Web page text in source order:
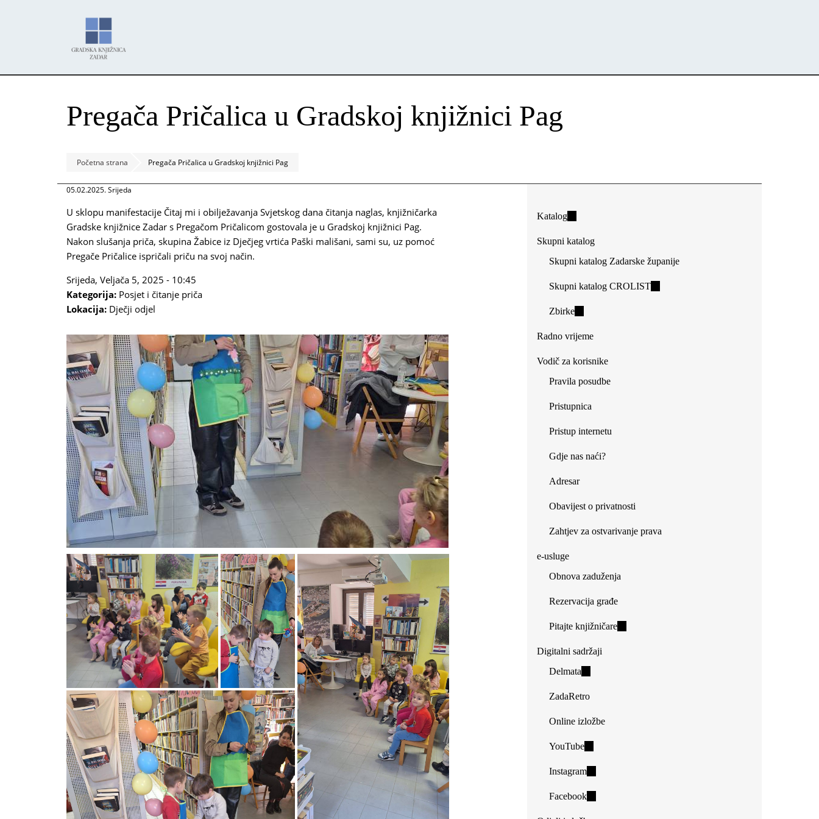
Pregača Pričalica u Gradskoj knjižnici Pag
Početna strana Pregača Pričalica u Gradskoj knjižnici Pag
05.02.2025. Srijeda
U sklopu manifestacije Čitaj mi i obilježavanja Svjetskog dana čitanja naglas, knjižničarka
Gradske knjižnice Zadar s Pregačom Pričalicom gostovala je u Gradskoj knjižnici Pag.
Nakon slušanja priča, skupina Žabice iz Dječjeg vrtića Paški mališani, sami su, uz pomoć
Pregače Pričalice ispričali priču na svoj način.
Srijeda, Veljača 5, 2025 - 10:45
Kategorija: Posjet i čitanje priča
Lokacija: Dječji odjel
Katalog(link
external)
Skupni katalog
Skupni katalog Zadarske županije
Skupni katalog CROLIST(link
Zbirke(link
external)
Radno vrijeme
Vodič za korisnike
Pravila posudbe
Pristupnica
Pristup internetu
Gdje nas naći?
Adresar
Obavijest o privatnosti
Zahtjev za ostvarivanje prava
e-usluge
Obnova zaduženja
Rezervacija građe
Pitajte knjižničare(link
Digitalni sadržaji
Delmata
external)
ZadaRetro
Online izložbe
YouTube(link
external)
Instagram(link
external)
Facebook(link